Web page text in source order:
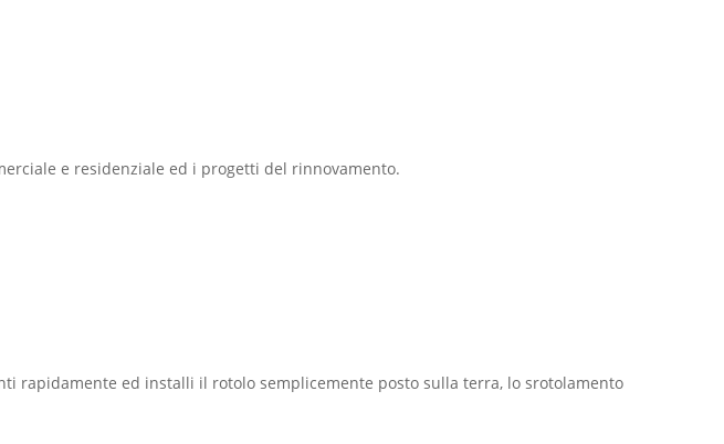
e residenziale ed i progetti del rinnovamento.
rapidamente ed installi il rotolo semplicemente posto sulla terra, lo srotolamento